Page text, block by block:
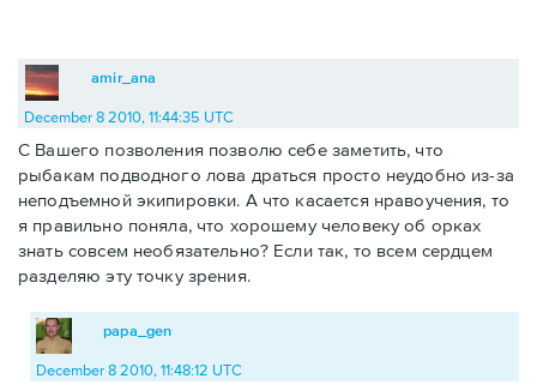
amir_ana
December 8 2010, 11:44:35 UTC
С Вашего позволения позволю себе заметить, что
рыбакам подводного лова драться просто неудобно из-за
неподъемной экипировки. А что касается нравоучения, то
я правильно поняла, что хорошему человеку об орках
знать совсем необязательно? Если так, то всем сердцем
разделяю эту точку зрения.
papa_gen
December 8 2010, 11:48:12 UTC